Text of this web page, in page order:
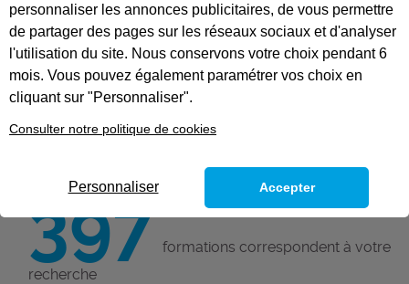
Nos formationscertifiantes
Découvrez un métier, débutez un
parcours professionnel, accédez à
un premier niveau d’employabilité
l’Afpa, valorisez votre expérience
397 formations correspondent à votre
recherche
personnaliser les annonces publicitaires, de vous permettre
de partager des pages sur les réseaux sociaux et d'analyser
l'utilisation du site. Nous conservons votre choix pendant 6
mois. Vous pouvez également paramétrer vos choix en
cliquant sur "Personnaliser".
Consulter notre politique de cookies
Personnaliser Accepter